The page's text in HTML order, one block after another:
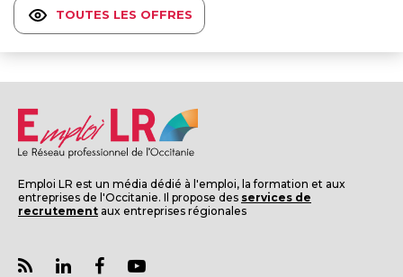
TOUTES LES OFFRES
Emploi LR est un média dédié à l'emploi, la formation et aux
entreprises de l'Occitanie. Il propose des services de
recrutement aux entreprises régionales